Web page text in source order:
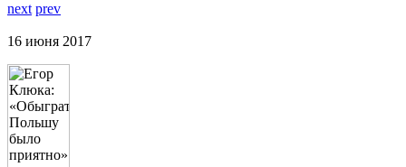
next prev
16 июня 2017